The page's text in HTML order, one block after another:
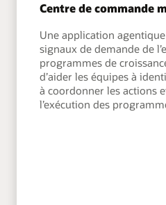
Centre de commande
Une application
signaux de demande de
programmes de
d’aider les équipes à
à coordonner les actions
l’exécution des